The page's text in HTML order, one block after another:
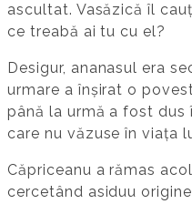
ascultat. Vasăzică îl
ce treabă ai tu cu el?
Desigur, ananasul era
urmare a înșirat o
până la urmă a fost dus
care nu văzuse în viața
Căpriceanu a rămas
cercetând asiduu